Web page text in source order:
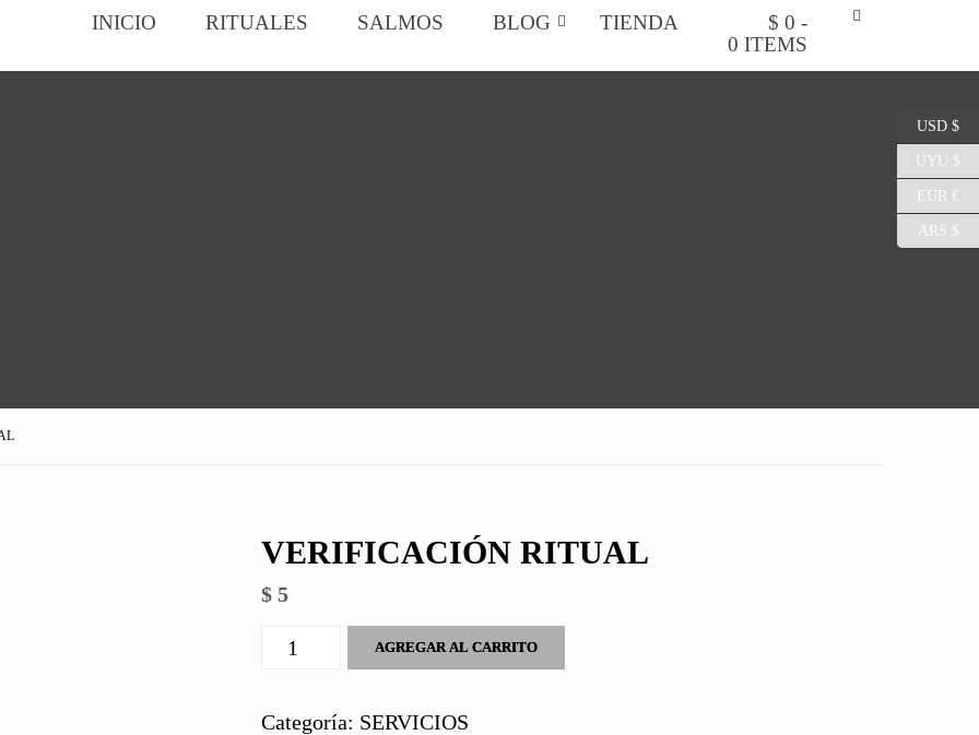
INICIO RITUALES SALMOS BLOG TIENDA
$ 0 -
0 ITEMS
VERIFICACIÓN RITUAL
$ 5
VERIFICACIÓN
RITUAL AGREGAR AL CARRITO
Categoría: SERVICIOS
USD $
UYU $
EUR €
ARS $